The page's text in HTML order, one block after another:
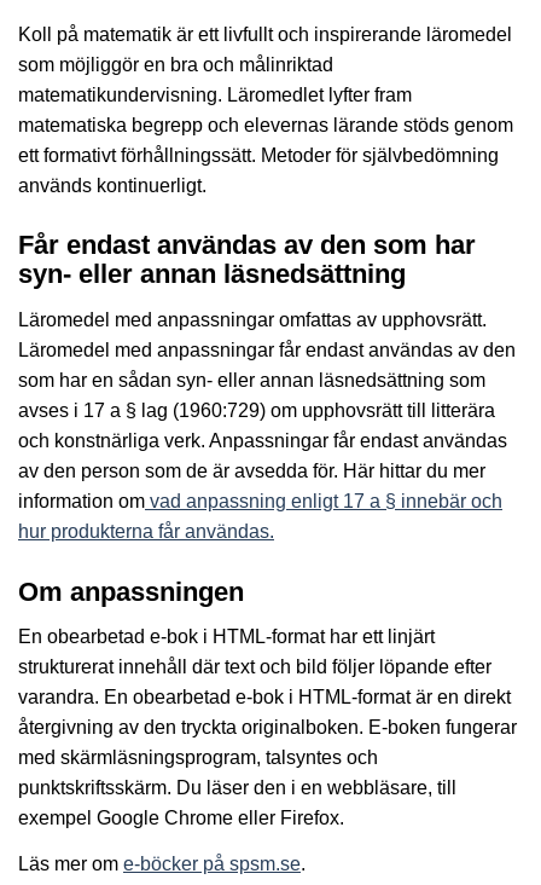
Koll på matematik är ett livfullt och inspirerande läromedel
som möjliggör en bra och målinriktad
matematikundervisning. Läromedlet lyfter fram
matematiska begrepp och elevernas lärande stöds genom
ett formativt förhållningssätt. Metoder för självbedömning
används kontinuerligt.
Får endast användas av den som har
syn- eller annan läsnedsättning
Läromedel med anpassningar omfattas av upphovsrätt.
Läromedel med anpassningar får endast användas av den
som har en sådan syn- eller annan läsnedsättning som
avses i 17 a § lag (1960:729) om upphovsrätt till litterära
och konstnärliga verk. Anpassningar får endast användas
av den person som de är avsedda för. Här hittar du mer
information om vad anpassning enligt 17 a § innebär och
hur produkterna får användas.
Om anpassningen
En obearbetad e-bok i HTML-format har ett linjärt
strukturerat innehåll där text och bild följer löpande efter
varandra. En obearbetad e-bok i HTML-format är en direkt
återgivning av den tryckta originalboken. E-boken fungerar
med skärmläsningsprogram, talsyntes och
punktskriftsskärm. Du läser den i en webbläsare, till
exempel Google Chrome eller Firefox.
Läs mer om e-böcker på spsm.se.